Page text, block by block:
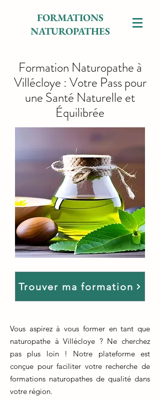
FORMATIONS
NATUROPATHES
Formation Naturopathe à
Villécloye : Votre Pass pour
une Santé Naturelle et
Équilibrée
Trouver ma formation
Vous aspirez à vous former en tant que
naturopathe à Villécloye ? Ne cherchez
pas plus loin ! Notre plateforme est
conçue pour faciliter votre recherche de
formations naturopathes de qualité dans
votre région.